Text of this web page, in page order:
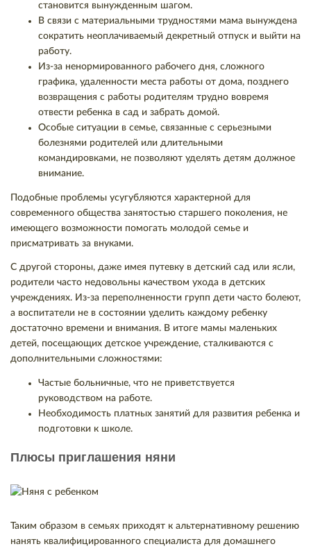
становится вынужденным шагом.
В связи с материальными трудностями мама вынуждена
сократить неоплачиваемый декретный отпуск и выйти на
работу.
Из-за ненормированного рабочего дня, сложного
графика, удаленности места работы от дома, позднего
возвращения с работы родителям трудно вовремя
отвести ребенка в сад и забрать домой.
Особые ситуации в семье, связанные с серьезными
болезнями родителей или длительными
командировками, не позволяют уделять детям должное
внимание.
Подобные проблемы усугубляются характерной для
современного общества занятостью старшего поколения, не
имеющего возможности помогать молодой семье и
присматривать за внуками.
С другой стороны, даже имея путевку в детский сад или ясли,
родители часто недовольны качеством ухода в детских
учреждениях. Из-за переполненности групп дети часто болеют,
а воспитатели не в состоянии уделить каждому ребенку
достаточно времени и внимания. В итоге мамы маленьких
детей, посещающих детское учреждение, сталкиваются с
дополнительными сложностями:
Частые больничные, что не приветствуется
руководством на работе.
Необходимость платных занятий для развития ребенка и
подготовки к школе.
Плюсы приглашения няни
Таким образом в семьях приходят к альтернативному решению
нанять квалифицированного специалиста для домашнего